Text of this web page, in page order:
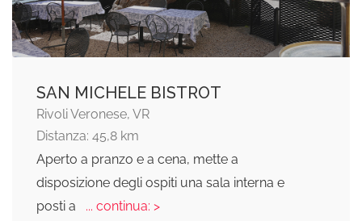
SAN MICHELE BISTROT
Rivoli Veronese, VR
Distanza: 45,8 km
Aperto a pranzo e a cena, mette a
disposizione degli ospiti una sala interna e
posti a
... continua: >